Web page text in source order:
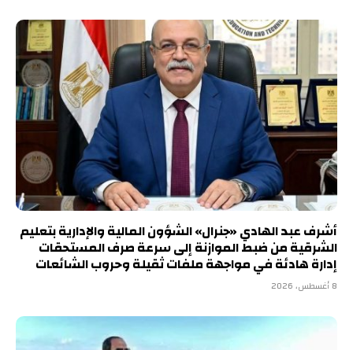
أشرف عبد الهادي «جنرال» الشؤون المالية والإدارية بتعليم
الشرقية من ضبط الموازنة إلى سرعة صرف المستحقات
إدارة هادئة في مواجهة ملفات ثقيلة وحروب الشائعات
8 أغسطس، 2026